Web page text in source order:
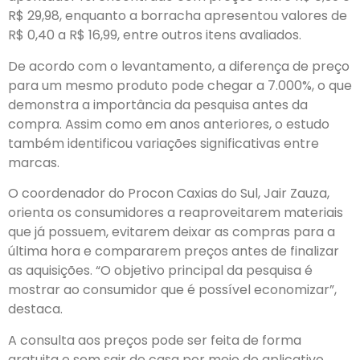
R$ 29,98, enquanto a borracha apresentou valores de
R$ 0,40 a R$ 16,99, entre outros itens avaliados.
De acordo com o levantamento, a diferença de preço
para um mesmo produto pode chegar a 7.000%, o que
demonstra a importância da pesquisa antes da
compra. Assim como em anos anteriores, o estudo
também identificou variações significativas entre
marcas.
O coordenador do Procon Caxias do Sul, Jair Zauza,
orienta os consumidores a reaproveitarem materiais
que já possuem, evitarem deixar as compras para a
última hora e compararem preços antes de finalizar
as aquisições. “O objetivo principal da pesquisa é
mostrar ao consumidor que é possível economizar”,
destaca.
A consulta aos preços pode ser feita de forma